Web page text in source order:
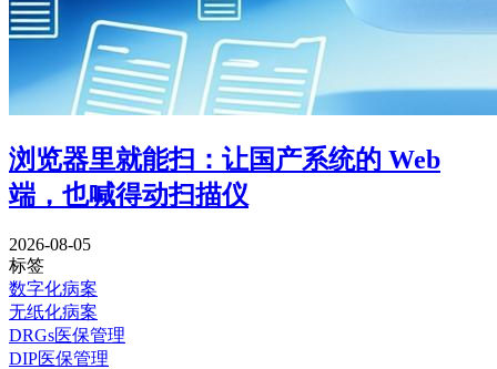
浏览器里就能扫：让国产系统的 Web
端，也喊得动扫描仪
2026-08-05
标签
数字化病案
无纸化病案
DRGs医保管理
DIP医保管理